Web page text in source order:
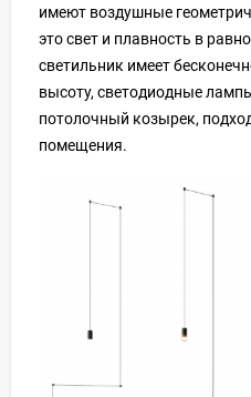
имеют воздушные
это свет и плавность в
светильник имеет
высоту, светодиодные
потолочный козырек,
помещения.